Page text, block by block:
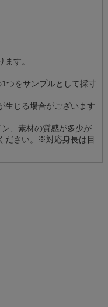
す。
つをサンプルとして採寸
生じる場合がございます
、素材の質感が多少が
ださい。※対応身長は目